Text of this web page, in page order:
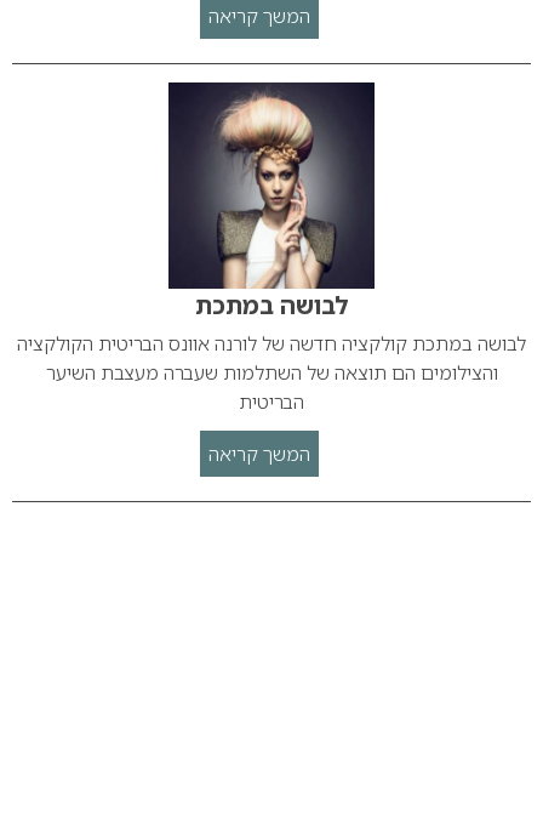
המשך קריאה
לבושה במתכת
לבושה במתכת קולקציה חדשה של לורנה אוונס הבריטית הקולקציה
והצילומים הם תוצאה של השתלמות שעברה מעצבת השיער
הבריטית
המשך קריאה